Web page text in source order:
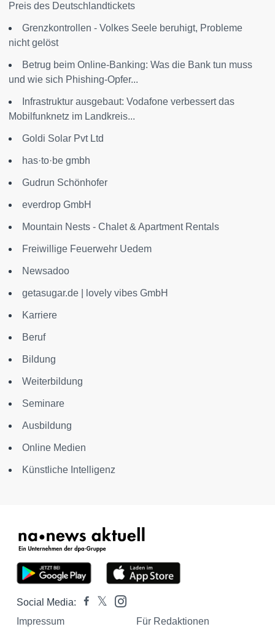
Preis des Deutschlandtickets
Grenzkontrollen - Volkes Seele beruhigt, Probleme
nicht gelöst
Betrug beim Online-Banking: Was die Bank tun muss
und wie sich Phishing-Opfer...
Infrastruktur ausgebaut: Vodafone verbessert das
Mobilfunknetz im Landkreis...
Goldi Solar Pvt Ltd
has·to·be gmbh
Gudrun Schönhofer
everdrop GmbH
Mountain Nests - Chalet & Apartment Rentals
Freiwillige Feuerwehr Uedem
Newsadoo
getasugar.de | lovely vibes GmbH
Karriere
Beruf
Bildung
Weiterbildung
Seminare
Ausbildung
Online Medien
Künstliche Intelligenz
Social Media:
Impressum
Für Redaktionen